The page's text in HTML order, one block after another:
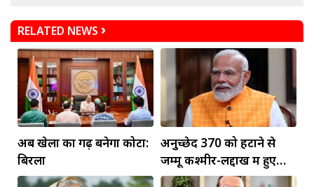
RELATED NEWS
अब खेलों का गढ़ बनेगा कोटा:
बिरला
अनुच्छेद 370 को हटाने से
जम्मू कश्मीर-लद्दाख में हुए
व्यापक बदलाव: PM मोदी